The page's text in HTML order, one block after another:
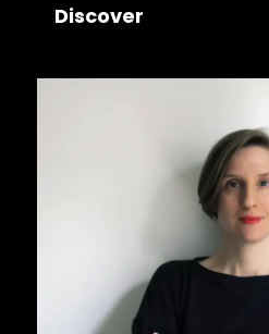
Discover